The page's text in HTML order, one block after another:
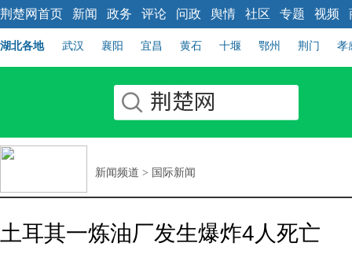
荆楚网首页 新闻 政务 评论 问政 舆情 社区 专题 视频
湖北各地 武汉 襄阳 宜昌 黄石 十堰 鄂州 荆门 孝
新闻频道 > 国际新闻
土耳其一炼油厂发生爆炸4人死亡